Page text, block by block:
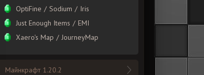
OptiFine / Sodium / Iris
Just Enough Items / EMI
Xаero's Mаp / JourneyMap
Майнкрафт 1.20.2